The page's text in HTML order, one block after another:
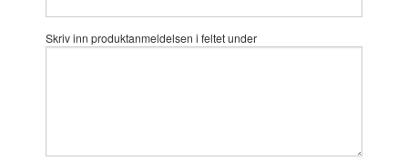
Skriv inn produktanmeldelsen i feltet under